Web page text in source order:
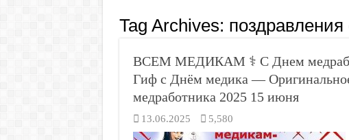
Tag Archives:
ВСЕМ МЕДИКАМ ⚕️ С Днем
Гиф с Днём медика —
медработника 2025 15 июня
13.06.2025 5,580